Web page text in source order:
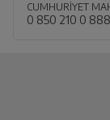
CUMHURİYET
0 850 210 0 888